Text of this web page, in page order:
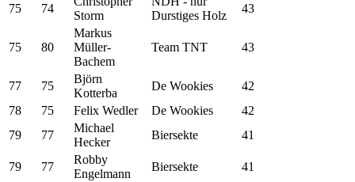
75 74
Storm
Durstiges Holz
43
75 80
Markus
Müller-
Bachem
Team TNT 43
77 75
Björn
Kotterba
De Wookies
42
78
75 Felix Wedler De Wookies
42
79
77
Michael
Hecker
Biersekte 41
79 77
Robby
Engelmann
Biersekte 41